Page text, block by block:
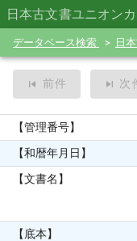
日本古文書ユニオン
データベース検索 日
前件 次
【管理番号】
【和暦年月日】
【文書名】
【底本】